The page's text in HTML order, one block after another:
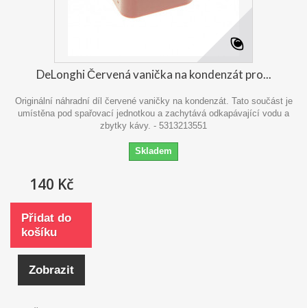
DeLonghi Červená vanička na kondenzát pro...
Originální náhradní díl červené vaničky na kondenzát. Tato součást je
umístěna pod spařovací jednotkou a zachytává odkapávající vodu a
zbytky kávy. - 5313213551
Skladem
140 Kč
Přidat do
košíku
Zobrazit